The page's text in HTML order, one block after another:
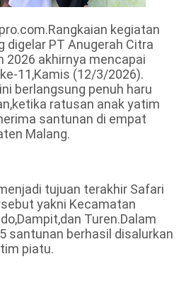
kegiatan
digelar PT Anugerah Citra
2026 akhirnya mencapai
11,Kamis (12/3/2026).
berlangsung penuh haru
ratusan anak yatim
santunan di empat
Malang.
tujuan terakhir Safari
yakni Kecamatan
Turen.Dalam
santunan berhasil disalurkan
piatu.